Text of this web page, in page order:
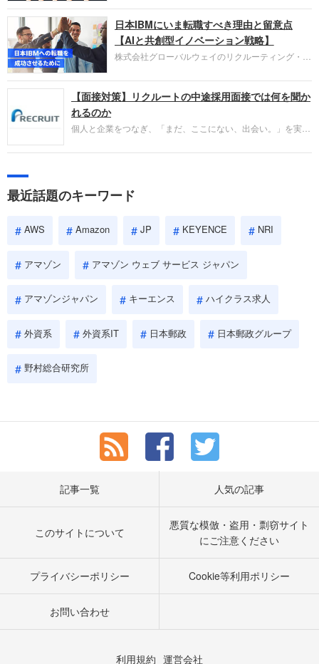
圧倒的な存在感を持つAmazon。中途採用面接では
過去の具体的な業務成果やリーダーシップの発揮、
失敗からの学びが重視され、人間性やカルチャーフ
ィットも評価対象となり、長期的に成長できる仲間
であるかを多角的に審査されます。
日本IBMにいま転職すべき理由と留意点
【AIと共創型イノベーション戦略】
株式会社グローバルウェイのリクルーティング・パ
パーソンが利用する企業口コミサイト「キャリコ
ネ」の転職エージェントがお勧めするイチオシ企業
IBMです。採用面接対策の企業研究にご活用くださ
い。
【面接対策】リクルートの中途採用面接では何を聞か
れるのか
個人と企業をつなぎ、「まだ、ここにない、出会い。」を実現
やこれまでの成果を具体的に問われるほか、「人間性」も評価
しょう。
最近話題のキーワード
AWS Amazon JP KEYENCE NRI
アマゾン アマゾン ウェブ サービス ジャパン
アマゾンジャパン キーエンス ハイクラス求人
外資系 外資系IT 日本郵政 日本郵政グループ
野村総合研究所
記事一覧 人気の記事
このサイトについて
悪質な模倣・盗用・剽窃サイト
にご注意ください
プライバシーポリシー Cookie等利用ポリシー
お問い合わせ
利用規約 運営会社